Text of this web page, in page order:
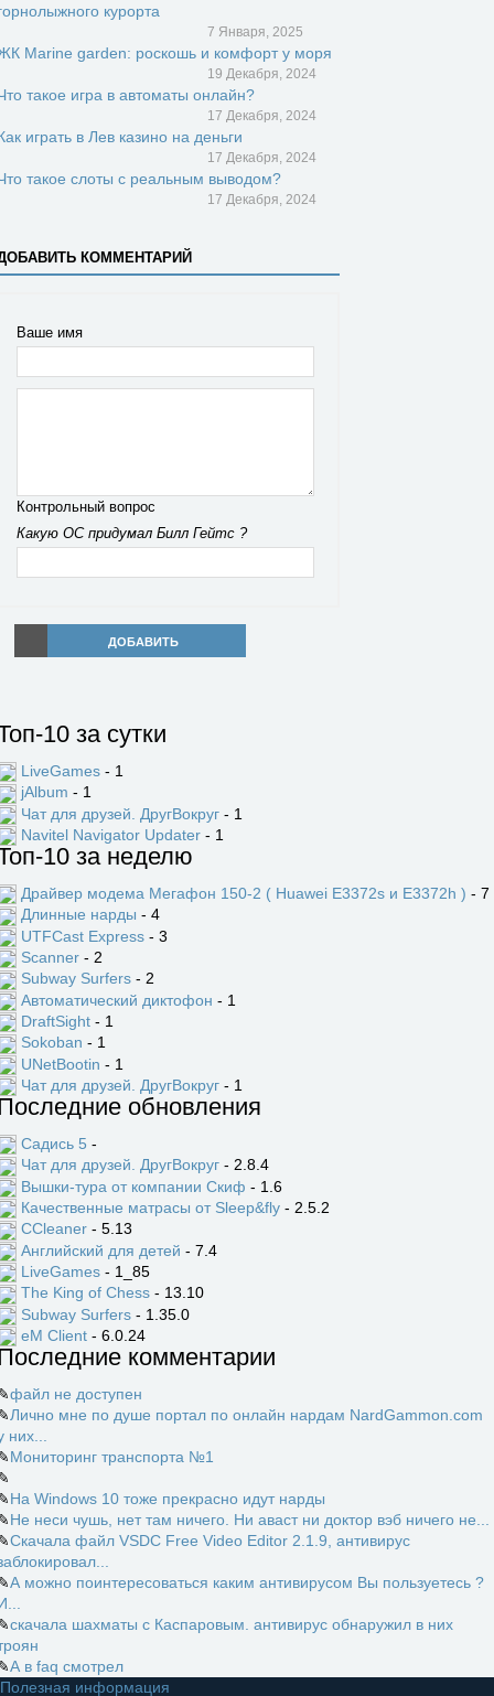
курорта
7 Января, 2025
Marine garden: роскошь и комфорт у моря
19 Декабря, 2024
такое игра в автоматы онлайн?
17 Декабря, 2024
играть в Лев казино на деньги
17 Декабря, 2024
такое слоты с реальным выводом?
17 Декабря, 2024
КОММЕНТАРИЙ
Ваше имя
Контрольный вопрос
Какую ОС придумал Билл Гейтс ?
ДОБАВИТЬ
10 за сутки
LiveGames - 1
jAlbum - 1
Чат для друзей. ДругВокруг - 1
Navitel Navigator Updater - 1
10 за неделю
Драйвер модема Мегафон 150-2 ( Huawei E3372s и E3372h ) - 7
Длинные нарды - 4
UTFCast Express - 3
Scanner - 2
Subway Surfers - 2
Автоматический диктофон - 1
DraftSight - 1
Sokoban - 1
UNetBootin - 1
Чат для друзей. ДругВокруг - 1
обновления
Садись 5 -
Чат для друзей. ДругВокруг - 2.8.4
Вышки-тура от компании Скиф - 1.6
Качественные матрасы от Sleep&fly - 2.5.2
CCleaner - 5.13
Английский для детей - 7.4
LiveGames - 1_85
The King of Chess - 13.10
Subway Surfers - 1.35.0
eM Client - 6.0.24
комментарии
файл не доступен
Лично мне по душе портал по онлайн нардам NardGammon.com
них...
Мониторинг транспорта №1
На Windows 10 тоже прекрасно идут нарды
Не неси чушь, нет там ничего. Ни аваст ни доктор вэб ничего не...
Скачала файл VSDC Free Video Editor 2.1.9, антивирус
А можно поинтересоваться каким антивирусом Вы пользуетесь ?
скачала шахматы с Каспаровым. антивирус обнаружил в них
А в faq смотрел
Полезная информация